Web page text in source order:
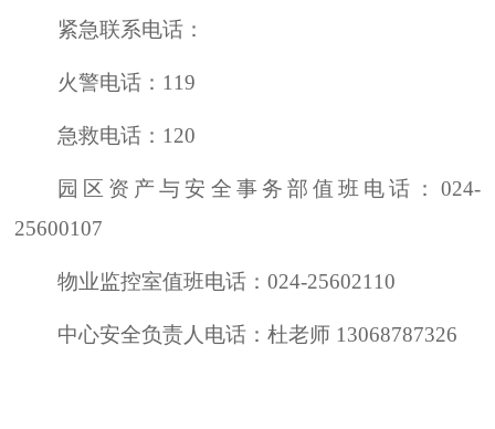
紧急联系电话：
火警电话：119
急救电话：120
园区资产与安全事务部值班电话：024-
25600107
物业监控室值班电话：024-25602110
中心安全负责人电话：杜老师 13068787326